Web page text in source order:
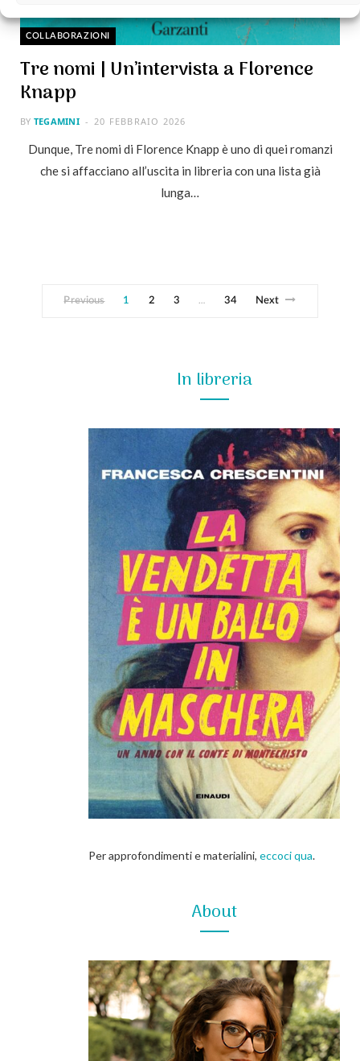
COLLABORAZIONI
Tre nomi | Un’intervista a Florence
Knapp
BY TEGAMINI 20 FEBBRAIO 2026
Dunque, Tre nomi di Florence Knapp è uno di quei romanzi
che si affacciano all’uscita in libreria con una lista già
lunga…
Previous 1 2 3 … 34 Next
In libreria
Per approfondimenti e materialini, eccoci qua.
About